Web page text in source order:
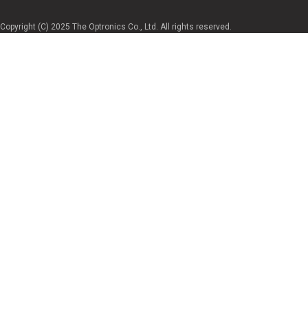
Copyright (C) 2025 The Optronics Co., Ltd. All rights reserved.